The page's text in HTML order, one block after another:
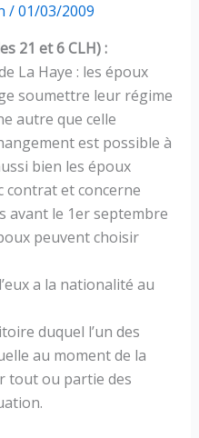
/01/03/2009
21 et 6 CLH) :
La Haye : les époux
soumettre leur régime
autre que celle
est possible à
bien les époux
contrat et concerne
avant le 1er septembre
peuvent choisir
a la nationalité au
duquel l’un des
au moment de la
tout ou partie des